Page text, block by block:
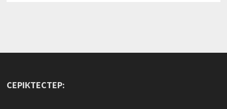
СЕРІКТЕСТЕР: